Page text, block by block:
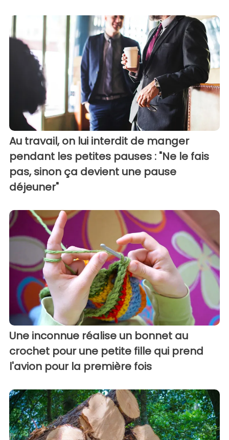
Au travail, on lui interdit de manger
pendant les petites pauses : "Ne le fais
pas, sinon ça devient une pause
déjeuner"
Une inconnue réalise un bonnet au
crochet pour une petite fille qui prend
l'avion pour la première fois